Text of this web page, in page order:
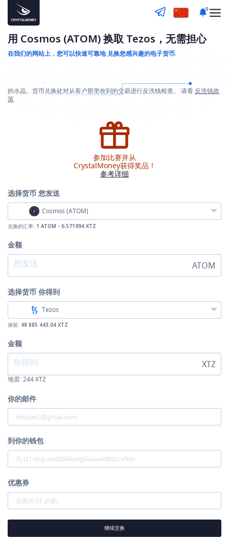
0
用 Cosmos (ATOM) 换取 Tezos，无需担心
在我们的网站上，您可以快速可靠地 兑换您感兴趣的电子货币.
的水晶。货币兑换处对从客户那里收到的交易进行反洗钱检查。 请看 反洗钱政
策
参加比赛并从
CrystalMoney获得奖品！
参考详细
选择货币 您发送
Cosmos (ATOM)
兑换的汇率: 1 ATOM - 6.571994 XTZ
金额
ATOM
选择货币 你得到
Tezos
保留: 48 885 443.04 XTZ
金额
XTZ
地雷:244XTZ
你的邮件
到你的钱包
优惠券
继续交换